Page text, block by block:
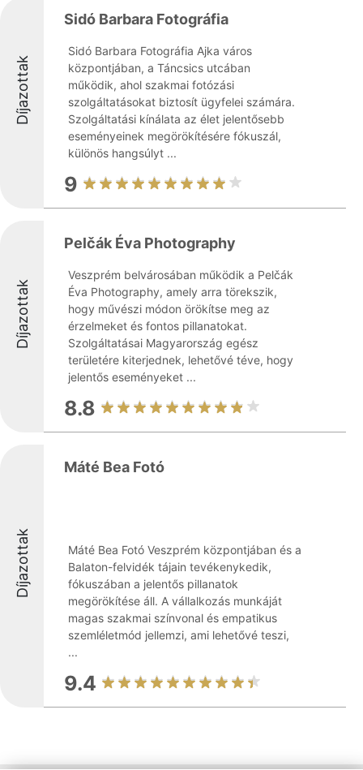
Díjazottak
Sidó Barbara Fotográfia
Sidó Barbara Fotográfia Ajka város
központjában, a Táncsics utcában
működik, ahol szakmai fotózási
szolgáltatásokat biztosít ügyfelei számára.
Szolgáltatási kínálata az élet jelentősebb
eseményeinek megörökítésére fókuszál,
különös hangsúlyt ...
9
Díjazottak
Pelčák Éva Photography
Veszprém belvárosában működik a Pelčák
Éva Photography, amely arra törekszik,
hogy művészi módon örökítse meg az
érzelmeket és fontos pillanatokat.
Szolgáltatásai Magyarország egész
területére kiterjednek, lehetővé téve, hogy
jelentős eseményeket ...
8.8
Díjazottak
Máté Bea Fotó
Máté Bea Fotó Veszprém központjában és a
Balaton-felvidék tájain tevékenykedik,
fókuszában a jelentős pillanatok
megörökítése áll. A vállalkozás munkáját
magas szakmai színvonal és empatikus
szemléletmód jellemzi, ami lehetővé teszi,
...
9.4